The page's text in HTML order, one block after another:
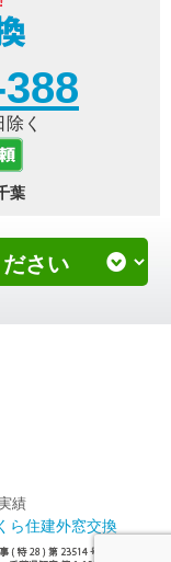
く
葉
績
ら住建外窓交換